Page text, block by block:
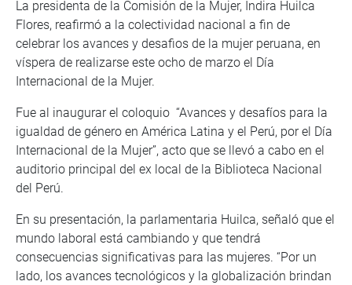
La presidenta de la Comisión de la Mujer, Indira Huilca
Flores, reafirmó a la colectividad nacional a fin de
celebrar los avances y desafios de la mujer peruana, en
víspera de realizarse este ocho de marzo el Día
Internacional de la Mujer.
Fue al inaugurar el coloquio “Avances y desafíos para la
igualdad de género en América Latina y el Perú, por el Día
Internacional de la Mujer”, acto que se llevó a cabo en el
auditorio principal del ex local de la Biblioteca Nacional
del Perú.
En su presentación, la parlamentaria Huilca, señaló que el
mundo laboral está cambiando y que tendrá
consecuencias significativas para las mujeres. “Por un
lado, los avances tecnológicos y la globalización brindan